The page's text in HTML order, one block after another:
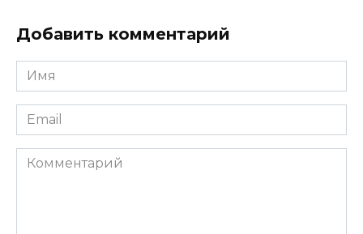
Добавить комментарий
Имя
*
Email
*
Комментарий